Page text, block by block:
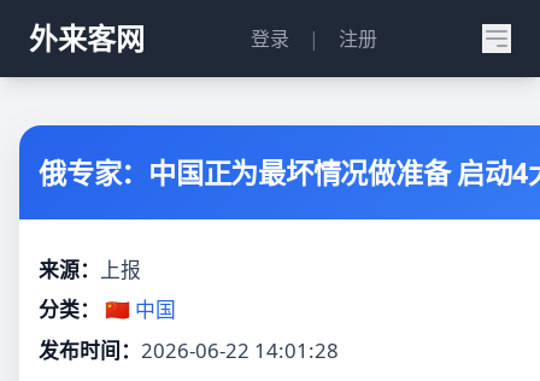
外来客网 登录 | 注册
俄专家：中国正为最坏情况做准备 启动
来源： 上报
分类：
🇨🇳 中国
发布时间： 2026-06-22 14:01:28